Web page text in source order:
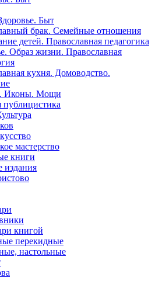
Быт
брак. Семейные отношения
детей. Православная педагогика
Образ жизни. Православная
кухня. Домоводство.
Иконы. Мощи
публицистика
мастерство
книги
книгой
перекидные
настольные